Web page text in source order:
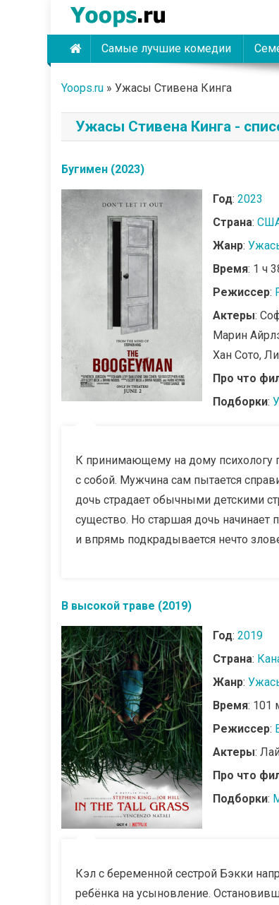
Skip
content
Yoops Самые лучшие комедии
Yoops.ru » Ужасы Стивена Кинга
Ужасы Стивена Кинга -
Бугимен (2023)
Год: 2023
Страна:
Жанр:
Время: 1 ч
Режиссер:
Актеры:
Марин
Хан Сото,
Про что
Подборки:
К принимающему на дому психологу
с собой. Мужчина сам пытается
дочь страдает обычными детскими
существо. Но старшая дочь начинает
и впрямь подкрадывается нечто
В высокой траве (2019)
Год: 2019
Страна:
Жанр:
Время: 101
Режиссер:
Актеры:
Про что
Подборки:
Кэл с беременной сестрой Бэкки
ребёнка на усыновление.